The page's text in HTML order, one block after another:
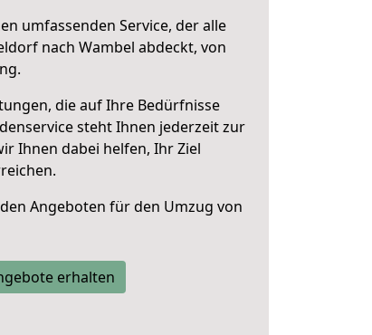
umfassenden Service, der alle
nach Wambel abdeckt, von
die auf Ihre Bedürfnisse
steht Ihnen jederzeit zur
Ihnen dabei helfen, Ihr Ziel
Angeboten für den Umzug von
erhalten